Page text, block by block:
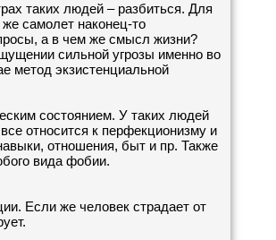
таких людей – разбиться. Для
самолет наконец-то
а в чем же смысл жизни?
сильной угрозы именно во
метод экзистенциальной
состоянием. У таких людей
относится к перфекционизму и
отношения, быт и пр. Также
вида фобии.
Если же человек страдает от